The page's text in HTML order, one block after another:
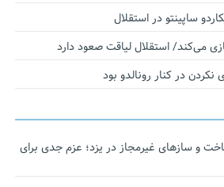
ساپینتو در استقلال
می‌کند/ استقلال لیاقت صعود دارد
در کنار رونالدو بود
و سازهای غیرمجاز در یزد؛ عزم جدی برای